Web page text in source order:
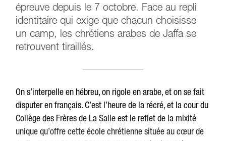
épreuve depuis le 7 octobre. Face au repli
identitaire qui exige que chacun choisisse
un camp, les chrétiens arabes de Jaffa se
retrouvent tiraillés.
On s’interpelle en hébreu, on rigole en arabe, et on se fait
disputer en français. C’est l’heure de la récré, et la cour du
Collège des Frères de La Salle est le reflet de la mixité
unique qu’offre cette école chrétienne située au cœur de